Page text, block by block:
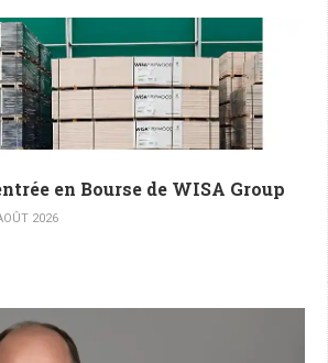
en Bourse de WISA Group
2026